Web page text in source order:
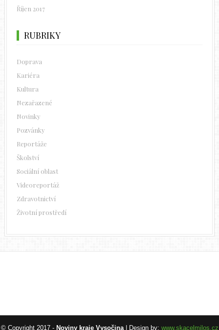
Říjen 2017
RUBRIKY
Doprava
Kariéra
Kultura
Nezařazené
Novinky
Pozvánky
Reportáže
Školství
Sociální oblast
Videoreportáž
Zdravotnictví
Životní prostředí
© Copyright 2017 - Noviny kraje Vysočina | Design by: www.skacelmilos.cz